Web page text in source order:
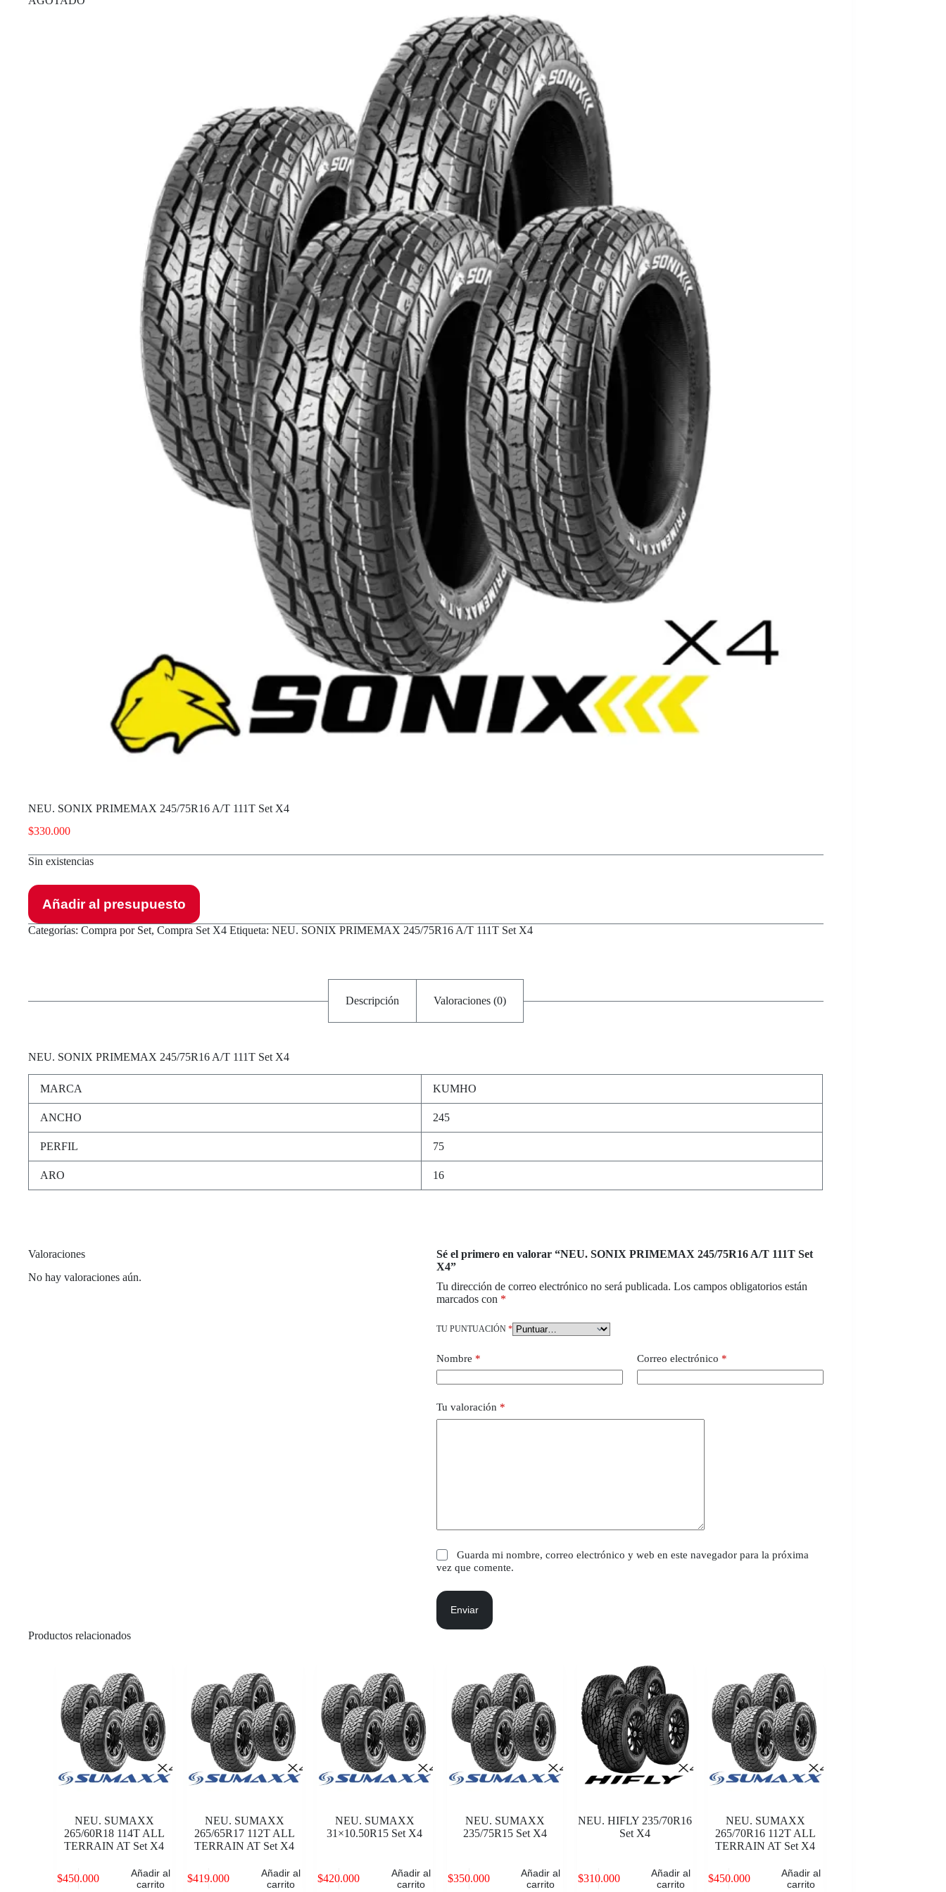
NEU. SONIX PRIMEMAX 245/75R16 A/T 111T Set X4
$330.000
Sin existencias
Añadir al presupuesto
Categorías: Compra por Set, Compra Set X4 Etiqueta: NEU. SONIX PRIMEMAX 245/75R16 A/T 111T Set X4
Descripción Valoraciones (0)
NEU. SONIX PRIMEMAX 245/75R16 A/T 111T Set X4
MARCA KUMHO
ANCHO 245
PERFIL 75
ARO 16
Valoraciones
No hay valoraciones aún.
Sé el primero en valorar “NEU. SONIX PRIMEMAX 245/75R16 A/T 111T Set
X4”
Tu dirección de correo electrónico no será publicada. Los campos obligatorios están
marcados con *
TU PUNTUACIÓN *
Nombre * Correo electrónico *
Tu valoración *
Guarda mi nombre, correo electrónico y web en este navegador para la próxima
vez que comente.
Enviar
Productos relacionados
NEU. SUMAXX
265/60R18 114T ALL
TERRAIN AT Set X4
$450.000
Añadir al
carrito
NEU. SUMAXX
265/65R17 112T ALL
TERRAIN AT Set X4
$419.000
Añadir al
carrito
NEU. SUMAXX
31×10.50R15 Set X4
$420.000
Añadir al
carrito
NEU. SUMAXX
235/75R15 Set X4
$350.000
Añadir al
carrito
NEU. HIFLY 235/70R16
Set X4
$310.000
Añadir al
carrito
NEU. SUMAXX
265/70R16 112T ALL
TERRAIN AT Set X4
$450.000
Añadir al
carrito